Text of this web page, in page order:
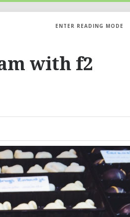
ENTER READING MODE
with f2